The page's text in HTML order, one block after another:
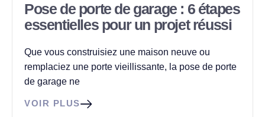
Pose de porte de garage : 6 étapes
essentielles pour un projet réussi
Que vous construisiez une maison neuve ou
remplaciez une porte vieillissante, la pose de porte
de garage ne
VOIR PLUS